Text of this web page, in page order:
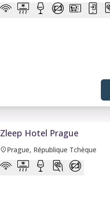
Zleep Hotel Prague
Prague, République Tchèque